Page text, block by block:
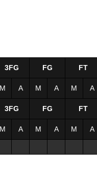
3FG FG FT
M A M A M A
3FG FG FT
M A M A M A